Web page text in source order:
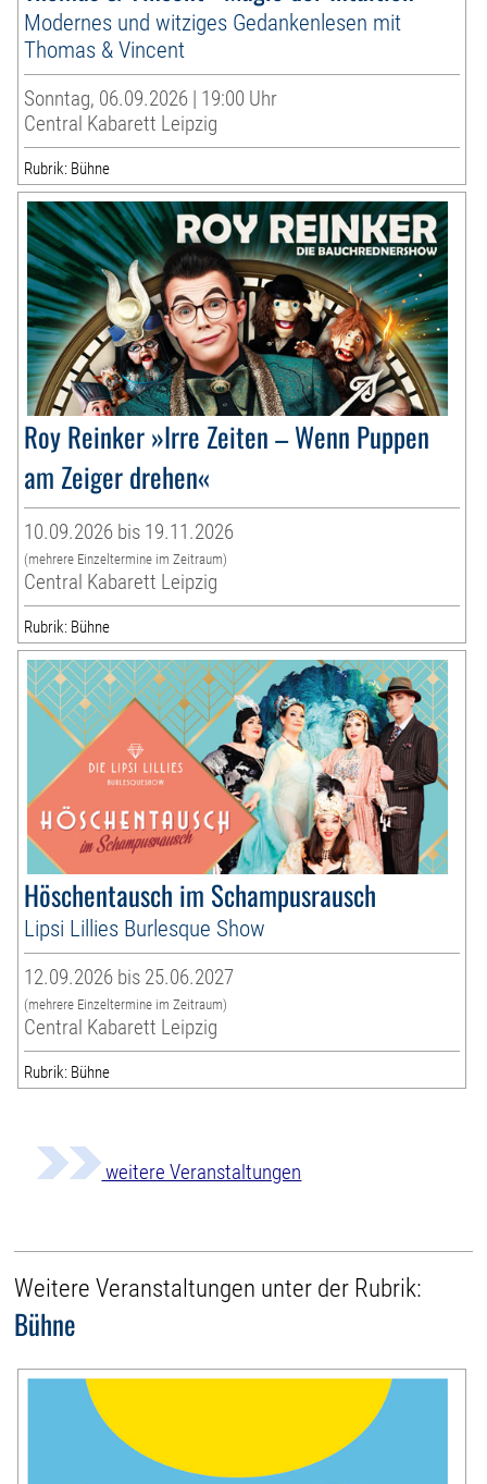
Modernes und witziges Gedankenlesen mit
Thomas & Vincent
Sonntag, 06.09.2026 | 19:00 Uhr
Central Kabarett Leipzig
Rubrik: Bühne
Roy Reinker »Irre Zeiten – Wenn Puppen
am Zeiger drehen«
10.09.2026 bis 19.11.2026
(mehrere Einzeltermine im Zeitraum)
Central Kabarett Leipzig
Rubrik: Bühne
Höschentausch im Schampusrausch
Lipsi Lillies Burlesque Show
12.09.2026 bis 25.06.2027
(mehrere Einzeltermine im Zeitraum)
Central Kabarett Leipzig
Rubrik: Bühne
weitere Veranstaltungen
Weitere Veranstaltungen unter der Rubrik:
Bühne